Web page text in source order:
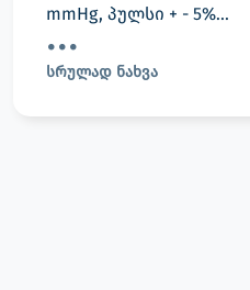
mmHg, პულსი + - 5%...
სრულად ნახვა